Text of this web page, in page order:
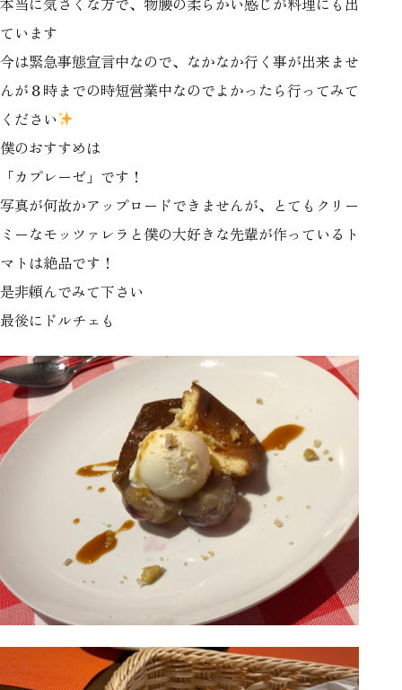
ています
今は緊急事態宣言中なので、なかなか行く事が出来ませ
んが８時までの時短営業中なのでよかったら行ってみて
ください
僕のおすすめは
「カプレーゼ」です！
写真が何故かアップロードできませんが、とてもクリー
ミーなモッツァレラと僕の大好きな先輩が作っているト
マトは絶品です！
是非頼んでみて下さい
最後にドルチェも